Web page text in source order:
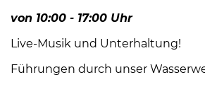
zentrale@badbramstedt.de
Di,
Fr
von 10:00 - 17:00 Uhr
Live-Musik und Unterhaltung!
Führungen durch unser